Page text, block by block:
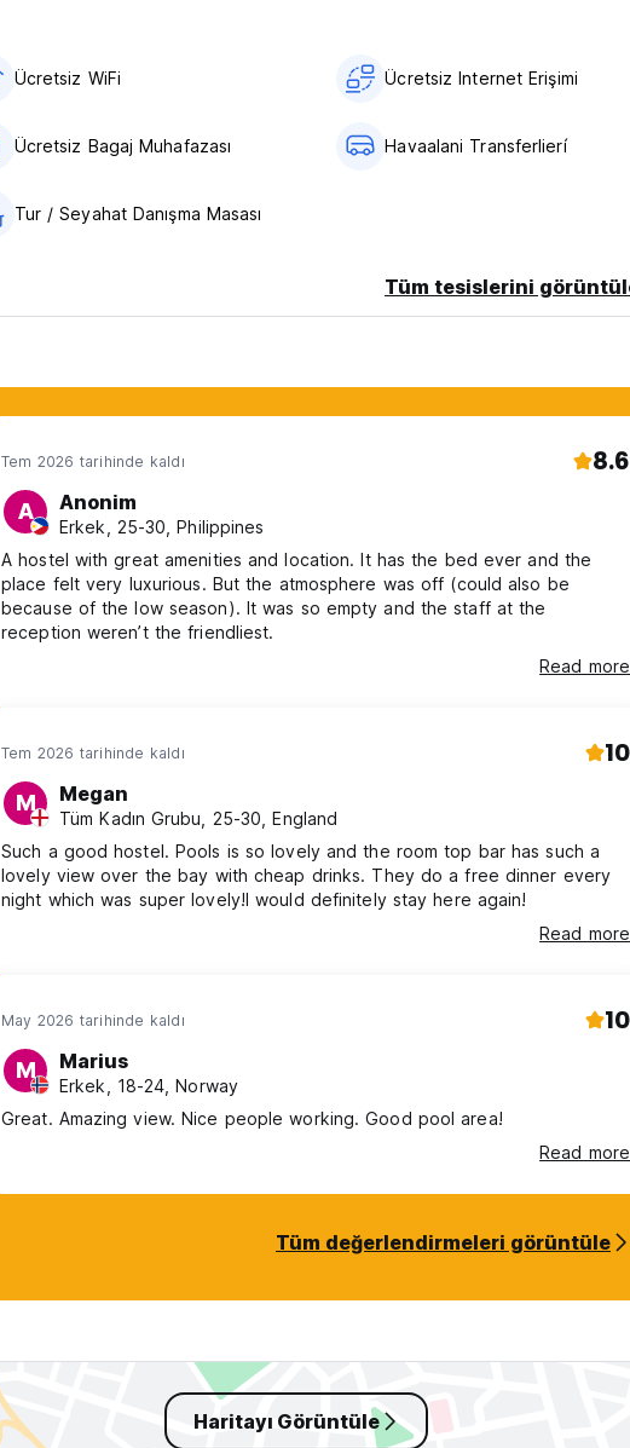
Ücretsiz WiFi Ücretsiz Internet Erişimi
Ücretsiz Bagaj Muhafazası Havaalani Transferlierí
Tur / Seyahat Danışma Masası
Tüm tesislerini
Tem 2026 tarihinde kaldı 8.6
A Anonim
Erkek, 25-30, Philippines
A hostel with great amenities and location. It has the bed ever and the
place felt very luxurious. But the atmosphere was off (could also be
because of the low season). It was so empty and the staff at the
reception weren’t the friendliest.
Read more
Tem 2026 tarihinde kaldı 10
M Megan
Tüm Kadın Grubu, 25-30, England
Such a good hostel. Pools is so lovely and the room top bar has such a
lovely view over the bay with cheap drinks. They do a free dinner every
night which was super lovely!I would definitely stay here again!
Read more
May 2026 tarihinde kaldı 10
M Marius
Erkek, 18-24, Norway
Great. Amazing view. Nice people working. Good pool area!
Read more
Tüm değerlendirmeleri görüntüle
Haritayı Görüntüle